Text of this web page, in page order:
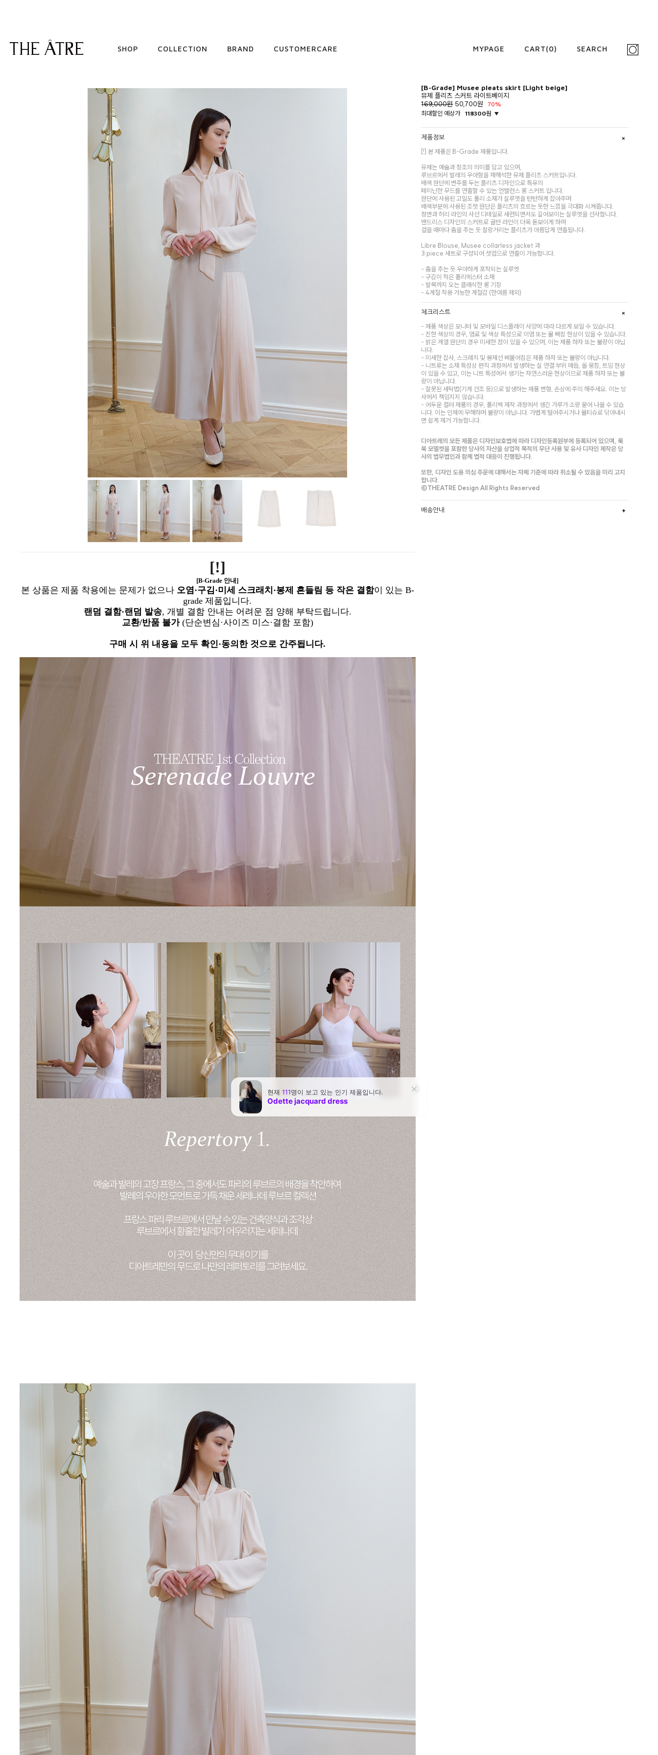
SHOP COLLECTION BRAND CUSTOMERCARE MYPAGE CART(0) SEARCH
[B-Grade] Musee pleats skirt [Light beige]
뮤제 플리츠 스커트 라이트베이지
169,000원 50,700원 70%
최대할인 예상가 118300원
제품정보
[!] 본 제품은 B-Grade 제품입니다.
뮤제는 예술과 창조의 의미를 담고 있으며,
루브르에서 발레의 우아함을 재해석한 뮤제 플리츠 스커트입니다.
배색 원단에 변주를 두는 플리츠 디자인으로 특유의
페미닌한 무드를 연출할 수 있는 언밸런스 롱 스커트 입니다.
원단에 사용된 고밀도 폴리 소재가 실루엣을 탄탄하게 잡아주며
배색부분에 사용된 조젯 원단은 플리츠의 흐르는 듯한 느낌을 극대화 시켜줍니다.
정면과 허리 라인의 사선 디테일로 세련되면서도 길어보이는 실루엣을 선사합니다.
밴드리스 디자인의 스커트로 골반 라인이 더욱 돋보이게 하며
걸을 때마다 춤을 추는 듯 찰랑거리는 플리츠가 아름답게 연출됩니다.
Libre Blouse, Musee collarless jacket 과
3 piece 세트로 구성되어 셋업으로 연출이 가능합니다.
- 춤을 추는 듯 우아하게 포착되는 실루엣
- 구김이 적은 폴리에스터 소재
- 발목까지 오는 클래식한 롱 기장
- 4계절 착용 가능한 계절감 (한여름 제외)
체크리스트
- 제품 색상은 모니터 및 모바일 디스플레이 사양에 따라 다르게 보일 수 있습니다.
- 진한 색상의 경우, 염료 및 색상 특성으로 이염 또는 물 빠짐 현상이 있을 수 있습니다.
- 밝은 계열 원단의 경우 미세한 점이 있을 수 있으며, 이는 제품 하자 또는 불량이 아닙
니다.
- 미세한 잡사, 스크래치 및 봉제선 삐뚤어짐은 제품 하자 또는 불량이 아닙니다.
- 니트류는 소재 특성상 편직 과정에서 발생하는 실 연결 부위 매듭, 올 뭉침, 트임 현상
이 있을 수 있고, 이는 니트 특성에서 생기는 자연스러운 현상이므로 제품 하자 또는 불
량이 아닙니다.
- 잘못된 세탁법(기계 건조 등)으로 발생하는 제품 변형, 손상에 주의 해주세요. 이는 당
사에서 책임지지 않습니다.
- 어두운 컬러 제품의 경우, 폴리백 제작 과정에서 생긴 가루가 소량 묻어 나올 수 있습
니다. 이는 인체에 무해하며 불량이 아닙니다. 가볍게 털어주시거나 물티슈로 닦아내시
면 쉽게 제거 가능합니다.
디아트레의 모든 제품은 디자인보호법에 따라 디자인등록원부에 등록되어 있으며, 룩
북 모델컷을 포함한 당사의 자산을 상업적 목적의 무단 사용 및 유사 디자인 제작은 당
사의 법무법인과 함께 법적 대응이 진행됩니다.
또한, 디자인 도용 의심 주문에 대해서는 자체 기준에 따라 취소될 수 있음을 미리 고지
합니다.
©THEATRE Design All Rights Reserved
배송안내
[!]
[B-Grade 안내]
본 상품은 제품 착용에는 문제가 없으나 오염·구김·미세 스크래치·봉제 흔들림 등 작은 결함이 있는 B-
grade 제품입니다.
랜덤 결함·랜덤 발송, 개별 결함 안내는 어려운 점 양해 부탁드립니다.
교환/반품 불가 (단순변심·사이즈 미스·결함 포함)
구매 시 위 내용을 모두 확인·동의한 것으로 간주됩니다.